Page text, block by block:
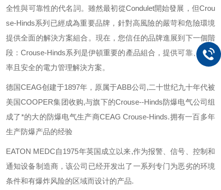
全性與可靠性的代名詞。雖然最初從Condulet開始發展，但Crou
se-Hinds系列已經成為重要品牌，針對高風險的嚴苛和危險環境
提供全面的解決方案組合。現在，您信任的品牌進展到下一個階
段：Crouse-Hinds系列是伊頓重要的產品組合，提供可靠、有效
率且安全的電力管理解決方案。
德国CEAG创建于1897年，原属于ABB公司,二十世纪九十年代被
美国COOPER集团收购,与旗下的Crouse--Hinds防爆电气公司组
成了*的大的防爆电气生产商CEAG Crouse-Hinds.拥有一百多年
生产防爆产品的经验
EATON MEDC自1975年英国成立以来,作为报警、信号、控制和
通知设备制造商，该公司已经开发出了一系列专门为恶劣的环境
条件和有爆炸风险的区域而设计的产品.